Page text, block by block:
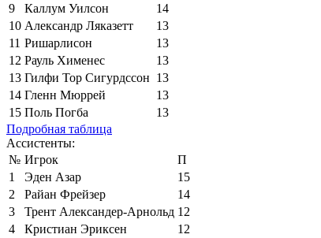
9
Каллум Уилсон
14
10 Александр Ляказетт
13
11 Ришарлисон
13
12 Рауль Хименес
13
13 Гилфи Тор Сигурдссон 13
14 Гленн Мюррей
13
15 Поль Погба
13
Подробная таблица
Ассистенты:
№ Игрок
П
1
Эден Азар
15
2
Райан Фрейзер
14
3
Трент Александер-Арнольд 12
4
Кристиан Эриксен
12